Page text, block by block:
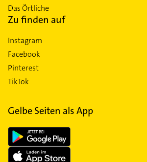
Das Örtliche
Zu finden auf
Instagram
Facebook
Pinterest
TikTok
Gelbe Seiten als App